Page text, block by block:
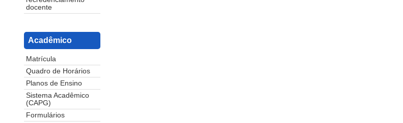
docente
Acadêmico
Matrícula
Quadro de Horários
Planos de Ensino
Sistema Acadêmico
(CAPG)
Formulários